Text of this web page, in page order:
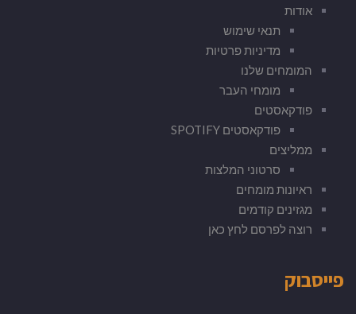
אודות
תנאי שימוש
מדיניות פרטיות
המומחים שלנו
מומחי העבר
פודקאסטים
פודקאסטים SPOTIFY
ממליצים
סרטוני המלצות
ראיונות מומחים
מגזינים קודמים
רוצה לפרסם לחץ כאן
פייסבוק